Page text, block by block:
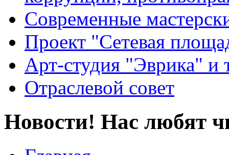
Современные
Проект "Сетевая
Арт-студия "Эврика" и
Отраслевой совет
Новости! Нас любят